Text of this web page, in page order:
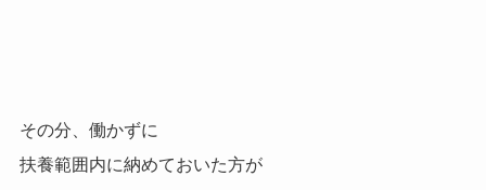
その分、働かずに
扶養範囲内に納めておいた方が